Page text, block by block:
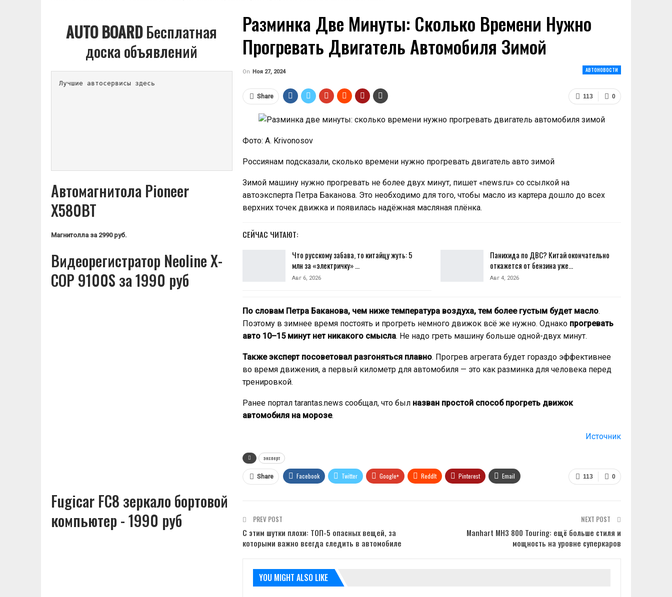
Разминка Две Минуты: Сколько Времени Нужно
Прогревать Двигатель Автомобиля Зимой
АВТОНОВОСТИ
On Ноя 27, 2024
0
113
Share
Фото: A. Krivonosov
Россиянам подсказали, сколько времени нужно прогревать двигатель авто зимой
Зимой машину нужно прогревать не более двух минут, пишет «news.ru» со ссылкой на
автоэксперта Петра Баканова. Это необходимо для того, чтобы масло из картера дошло до всех
верхних точек движка и появилась надёжная масляная плёнка.
СЕЙЧАС ЧИТАЮТ:
Что русскому забава, то китайцу жуть: 5
млн за «электричку» …
Авг 6, 2026
Панихида по ДВС? Китай окончательно
откажется от бензина уже…
Авг 4, 2026
По словам Петра Баканова, чем ниже температура воздуха, тем более густым будет масло.
Поэтому в зимнее время постоять и прогреть немного движок всё же нужно. Однако прогревать
авто 10–15 минут нет никакого смысла. Не надо греть машину больше одной-двух минут.
Также эксперт посоветовал разгоняться плавно. Прогрев агрегата будет гораздо эффективнее
во время движения, а первый километр для автомобиля — это как разминка для человека перед
тренировкой.
Ранее портал tarantas.news сообщал, что был назван простой способ прогреть движок
автомобиля на морозе.
Источник
эксперт
0
113
Share Facebook Twitter Google+ ReddIt Pinterest Email
PREV POST
С этим шутки плохи: ТОП-5 опасных вещей, за
которыми важно всегда следить в автомобиле
NEXT POST
Manhart MH3 800 Touring: ещё больше стиля и
мощность на уровне суперкаров
YOU MIGHT ALSO LIKE
AUTO BOARDБесплатная
доска объявлений
Автомагнитола Pioneer
X580BT
Магнитолла за 2990 руб.
Видеорегистратор Neoline X-
COP 9100S за 1990 руб
Fugicar FC8 зеркало бортовой
компьютер - 1990 руб